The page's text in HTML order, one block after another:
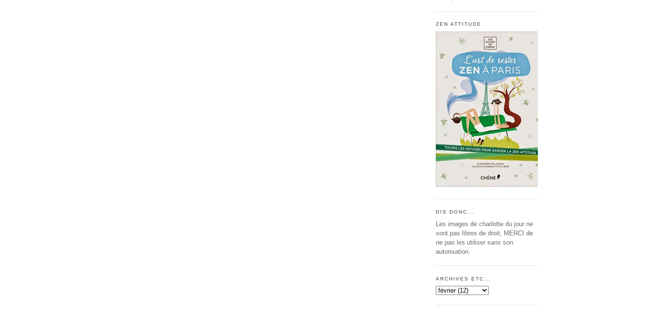
ZEN ATTITUDE
DIS DONC...
Les images de charlotte du jour ne
sont pas libres de droit, MERCI de
ne pas les utiliser sans son
autorisation.
ARCHIVES ETC...